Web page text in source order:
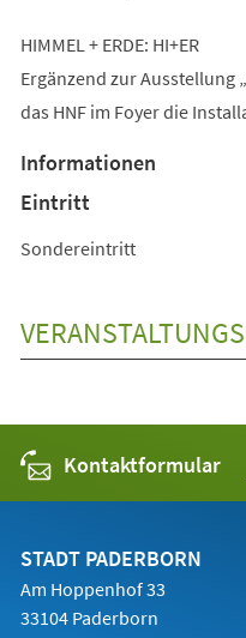
HIMMEL + ERDE: HI+ER
Ergänzend zur Ausstellung
das HNF im Foyer die
Informationen
Eintritt
Sondereintritt
Kontaktformular
STADT PADERBORN
Am Hoppenhof 33
33104 Paderborn